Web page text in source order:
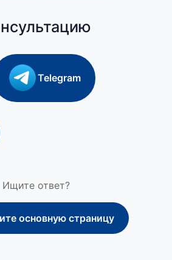
Telegram
Ищите ответ?
основную страницу